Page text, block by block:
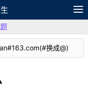
笔记
换成@)